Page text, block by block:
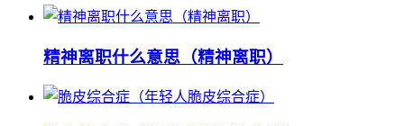
精神离职什么意思（精神离职）